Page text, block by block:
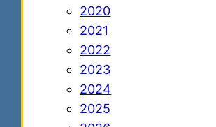
2020
2021
2022
2023
2024
2025